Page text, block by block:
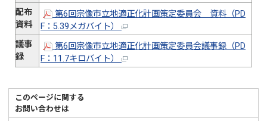
配布
資料
第6回宗像市立地適正化計画策定委員会 資料（PD
F：5.39メガバイト）
議事
録
第6回宗像市立地適正化計画策定委員会議事録（PD
F：11.7キロバイト）
このページに関する
お問い合わせは